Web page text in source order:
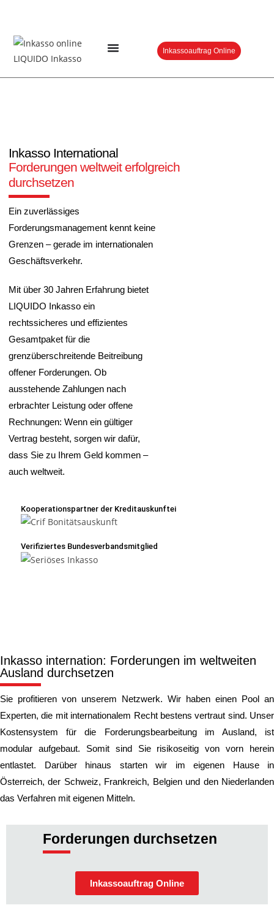
Inkassoauftrag Online
Inkasso International
Forderungen weltweit erfolgreich
durchsetzen
Ein zuverlässiges
Forderungsmanagement kennt keine
Grenzen – gerade im internationalen
Geschäftsverkehr.
Mit über 30 Jahren Erfahrung bietet
LIQUIDO Inkasso ein
rechtssicheres und effizientes
Gesamtpaket für die
grenzüberschreitende Beitreibung
offener Forderungen. Ob
ausstehende Zahlungen nach
erbrachter Leistung oder offene
Rechnungen: Wenn ein gültiger
Vertrag besteht, sorgen wir dafür,
dass Sie zu Ihrem Geld kommen –
auch weltweit.
Kooperationspartner der Kreditauskunftei
Verifiziertes Bundesverbandsmitglied
Inkasso internation: Forderungen im weltweiten
Ausland durchsetzen
Sie profitieren von unserem Netzwerk. Wir haben einen Pool an
Experten, die mit internationalem Recht bestens vertraut sind. Unser
Kostensystem für die Forderungsbearbeitung im Ausland, ist
modular aufgebaut. Somit sind Sie risikoseitig von vorn herein
entlastet. Darüber hinaus starten wir im eigenen Hause in
Österreich, der Schweiz, Frankreich, Belgien und den Niederlanden
das Verfahren mit eigenen Mitteln.
Forderungen durchsetzen
Inkassoauftrag Online